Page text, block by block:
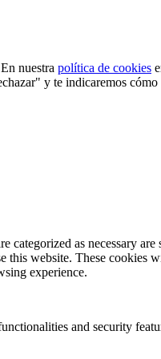
nuestra política de cookies
y te indicaremos cómo
as necessary are
this website. These
experience.
and security